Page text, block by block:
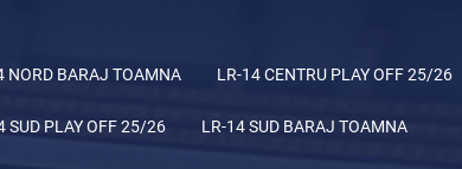
NORD BARAJ TOAMNA LR-14 CENTRU PLAY OFF 25/26
SUD PLAY OFF 25/26 LR-14 SUD BARAJ TOAMNA